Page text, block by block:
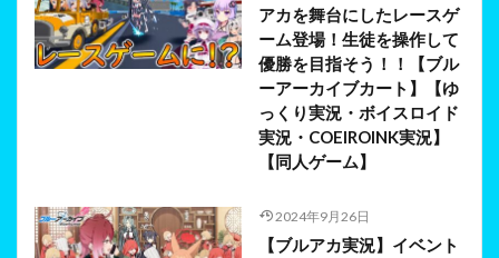
アカを舞台にしたレースゲ
ーム登場！生徒を操作して
優勝を目指そう！！【ブル
ーアーカイブカート】【ゆ
っくり実況・ボイスロイド
実況・COEIROINK実況】
【同人ゲーム】
2024年9月26日
【ブルアカ実況】イベント